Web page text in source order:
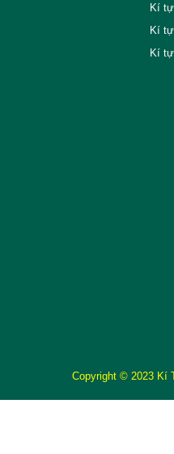
Kí
Kí
Kí
Copyright © 2023 Kí